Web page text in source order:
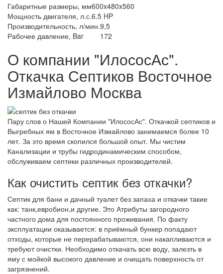
Габаритные размеры, мм600x480x560
Мощность двигателя, л.с.6.5 HP
Производительность, л/мин.9,5
Рабочее давление, Bar
172
О компании "ИлососАс".
Откачка Септиков Восточное
Измайлово Москва
Пару слов о Нашей Компании "ИлососАс". Откачкой септиков и
Выгребных ям в Восточное Измайлово занимаемся более 10
лет. За это время скопился большой опыт. Мы чистим
Канализации и трубы гидродинамическим способом,
обслуживаем септики различных производителей.
Как очистить септик без откачки?
Септик для бани и дачный туалет без запаха и откачки такие
как: танк,евробион,и другие. Это Атрибуты загородного
частного дома для постоянного проживания. По факту
эксплуатации оказывается: в приёмный бункер попадают
отходы, которые не перерабатываются, они накапливаются и
требуют очистки. Необходимо откачать всю воду, залезть в
яму с мойкой высокого давление и очищать поверхность от
загрязнений.